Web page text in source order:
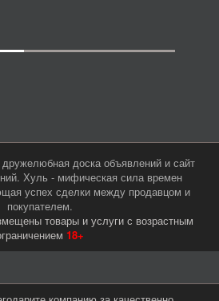
доска объявлений и сайт
Хуль - мифическая сила времен
успех сделки между продавцом и
покупателем.
товары и услуги с возрастным
18+